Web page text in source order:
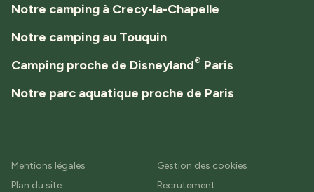
Notre camping à Crecy-la-Chapelle
Notre camping au Touquin
Camping proche de Disneyland® Paris
Notre parc aquatique proche de Paris
Mentions légales
Gestion des cookies
Plan du site
Recrutement